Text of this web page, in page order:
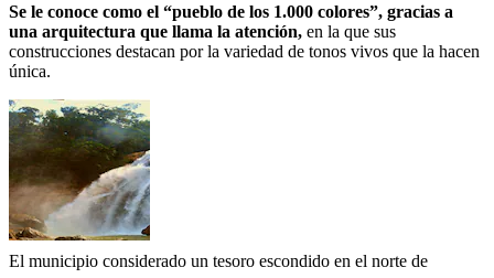
Se le conoce como el “pueblo de los 1.000 colores”, gracias a
una arquitectura que llama la atención, en la que sus
construcciones destacan por la variedad de tonos vivos que la hacen
única.
El municipio considerado un tesoro escondido en el norte de